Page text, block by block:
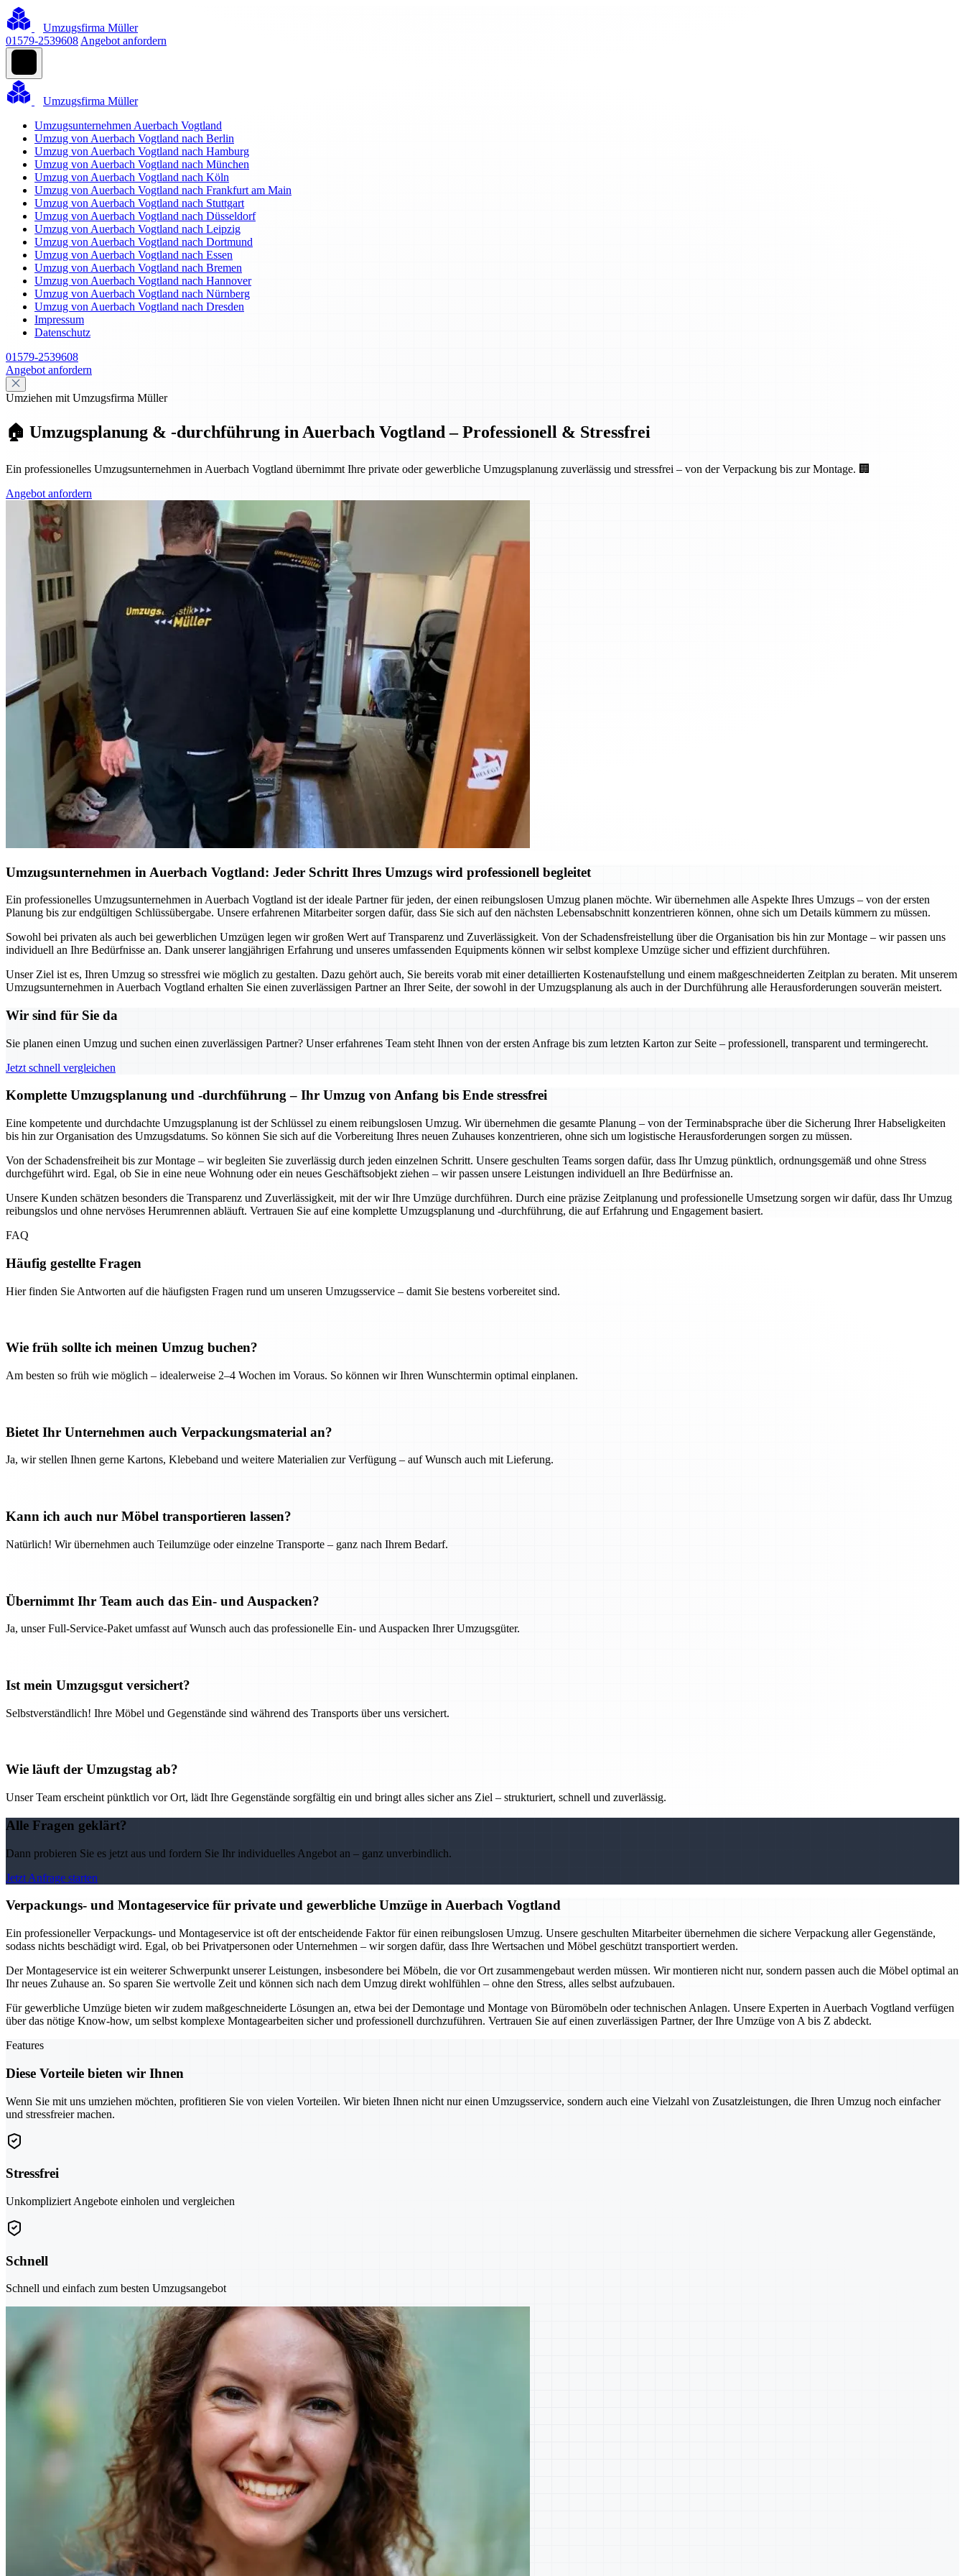
Umzugsfirma Müller
01579-2539608 Angebot anfordern
Umzugsfirma Müller
Umzugsunternehmen Auerbach Vogtland
Umzug von Auerbach Vogtland nach Berlin
Umzug von Auerbach Vogtland nach Hamburg
Umzug von Auerbach Vogtland nach München
Umzug von Auerbach Vogtland nach Köln
Umzug von Auerbach Vogtland nach Frankfurt am Main
Umzug von Auerbach Vogtland nach Stuttgart
Umzug von Auerbach Vogtland nach Düsseldorf
Umzug von Auerbach Vogtland nach Leipzig
Umzug von Auerbach Vogtland nach Dortmund
Umzug von Auerbach Vogtland nach Essen
Umzug von Auerbach Vogtland nach Bremen
Umzug von Auerbach Vogtland nach Hannover
Umzug von Auerbach Vogtland nach Nürnberg
Umzug von Auerbach Vogtland nach Dresden
Impressum
Datenschutz
01579-2539608
Angebot anfordern
Umziehen mit Umzugsfirma Müller
🏠 Umzugsplanung & -durchführung in Auerbach Vogtland – Professionell & Stressfrei
Ein professionelles Umzugsunternehmen in Auerbach Vogtland übernimmt Ihre private oder gewerbliche Umzugsplanung zuverlässig und stressfrei – von der Verpackung bis zur Montage. 🏢
Angebot anfordern
Umzugsunternehmen in Auerbach Vogtland: Jeder Schritt Ihres Umzugs wird professionell begleitet
Ein professionelles Umzugsunternehmen in Auerbach Vogtland ist der ideale Partner für jeden, der einen reibungslosen Umzug planen möchte. Wir übernehmen alle Aspekte Ihres Umzugs – von der ersten
Planung bis zur endgültigen Schlüssübergabe. Unsere erfahrenen Mitarbeiter sorgen dafür, dass Sie sich auf den nächsten Lebensabschnitt konzentrieren können, ohne sich um Details kümmern zu müssen.
Sowohl bei privaten als auch bei gewerblichen Umzügen legen wir großen Wert auf Transparenz und Zuverlässigkeit. Von der Schadensfreistellung über die Organisation bis hin zur Montage – wir passen uns
individuell an Ihre Bedürfnisse an. Dank unserer langjährigen Erfahrung und unseres umfassenden Equipments können wir selbst komplexe Umzüge sicher und effizient durchführen.
Unser Ziel ist es, Ihren Umzug so stressfrei wie möglich zu gestalten. Dazu gehört auch, Sie bereits vorab mit einer detaillierten Kostenaufstellung und einem maßgeschneiderten Zeitplan zu beraten. Mit unserem
Umzugsunternehmen in Auerbach Vogtland erhalten Sie einen zuverlässigen Partner an Ihrer Seite, der sowohl in der Umzugsplanung als auch in der Durchführung alle Herausforderungen souverän meistert.
Wir sind für Sie da
Sie planen einen Umzug und suchen einen zuverlässigen Partner? Unser erfahrenes Team steht Ihnen von der ersten Anfrage bis zum letzten Karton zur Seite – professionell, transparent und termingerecht.
Jetzt schnell vergleichen
Komplette Umzugsplanung und -durchführung – Ihr Umzug von Anfang bis Ende stressfrei
Eine kompetente und durchdachte Umzugsplanung ist der Schlüssel zu einem reibungslosen Umzug. Wir übernehmen die gesamte Planung – von der Terminabsprache über die Sicherung Ihrer Habseligkeiten
bis hin zur Organisation des Umzugsdatums. So können Sie sich auf die Vorbereitung Ihres neuen Zuhauses konzentrieren, ohne sich um logistische Herausforderungen sorgen zu müssen.
Von der Schadensfreiheit bis zur Montage – wir begleiten Sie zuverlässig durch jeden einzelnen Schritt. Unsere geschulten Teams sorgen dafür, dass Ihr Umzug pünktlich, ordnungsgemäß und ohne Stress
durchgeführt wird. Egal, ob Sie in eine neue Wohnung oder ein neues Geschäftsobjekt ziehen – wir passen unsere Leistungen individuell an Ihre Bedürfnisse an.
Unsere Kunden schätzen besonders die Transparenz und Zuverlässigkeit, mit der wir Ihre Umzüge durchführen. Durch eine präzise Zeitplanung und professionelle Umsetzung sorgen wir dafür, dass Ihr Umzug
reibungslos und ohne nervöses Herumrennen abläuft. Vertrauen Sie auf eine komplette Umzugsplanung und -durchführung, die auf Erfahrung und Engagement basiert.
FAQ
Häufig gestellte Fragen
Hier finden Sie Antworten auf die häufigsten Fragen rund um unseren Umzugsservice – damit Sie bestens vorbereitet sind.
Wie früh sollte ich meinen Umzug buchen?
Am besten so früh wie möglich – idealerweise 2–4 Wochen im Voraus. So können wir Ihren Wunschtermin optimal einplanen.
Bietet Ihr Unternehmen auch Verpackungsmaterial an?
Ja, wir stellen Ihnen gerne Kartons, Klebeband und weitere Materialien zur Verfügung – auf Wunsch auch mit Lieferung.
Kann ich auch nur Möbel transportieren lassen?
Natürlich! Wir übernehmen auch Teilumzüge oder einzelne Transporte – ganz nach Ihrem Bedarf.
Übernimmt Ihr Team auch das Ein- und Auspacken?
Ja, unser Full-Service-Paket umfasst auf Wunsch auch das professionelle Ein- und Auspacken Ihrer Umzugsgüter.
Ist mein Umzugsgut versichert?
Selbstverständlich! Ihre Möbel und Gegenstände sind während des Transports über uns versichert.
Wie läuft der Umzugstag ab?
Unser Team erscheint pünktlich vor Ort, lädt Ihre Gegenstände sorgfältig ein und bringt alles sicher ans Ziel – strukturiert, schnell und zuverlässig.
Alle Fragen geklärt?
Dann probieren Sie es jetzt aus und fordern Sie Ihr individuelles Angebot an – ganz unverbindlich.
Jetzt Anfrage starten
Verpackungs- und Montageservice für private und gewerbliche Umzüge in Auerbach Vogtland
Ein professioneller Verpackungs- und Montageservice ist oft der entscheidende Faktor für einen reibungslosen Umzug. Unsere geschulten Mitarbeiter übernehmen die sichere Verpackung aller Gegenstände,
sodass nichts beschädigt wird. Egal, ob bei Privatpersonen oder Unternehmen – wir sorgen dafür, dass Ihre Wertsachen und Möbel geschützt transportiert werden.
Der Montageservice ist ein weiterer Schwerpunkt unserer Leistungen, insbesondere bei Möbeln, die vor Ort zusammengebaut werden müssen. Wir montieren nicht nur, sondern passen auch die Möbel optimal an
Ihr neues Zuhause an. So sparen Sie wertvolle Zeit und können sich nach dem Umzug direkt wohlfühlen – ohne den Stress, alles selbst aufzubauen.
Für gewerbliche Umzüge bieten wir zudem maßgeschneiderte Lösungen an, etwa bei der Demontage und Montage von Büromöbeln oder technischen Anlagen. Unsere Experten in Auerbach Vogtland verfügen
über das nötige Know-how, um selbst komplexe Montagearbeiten sicher und professionell durchzuführen. Vertrauen Sie auf einen zuverlässigen Partner, der Ihre Umzüge von A bis Z abdeckt.
Features
Diese Vorteile bieten wir Ihnen
Wenn Sie mit uns umziehen möchten, profitieren Sie von vielen Vorteilen. Wir bieten Ihnen nicht nur einen Umzugsservice, sondern auch eine Vielzahl von Zusatzleistungen, die Ihren Umzug noch einfacher
und stressfreier machen.
Stressfrei
Unkompliziert Angebote einholen und vergleichen
Schnell
Schnell und einfach zum besten Umzugsangebot